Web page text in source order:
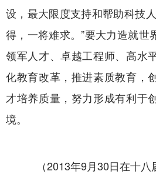
设，最大限度支持和帮助科技
得，一将难求。”要大力造就世
领军人才、卓越工程师、高水
化教育改革，推进素质教育，
才培养质量，努力形成有利于
境。
（2013年9月30日在十